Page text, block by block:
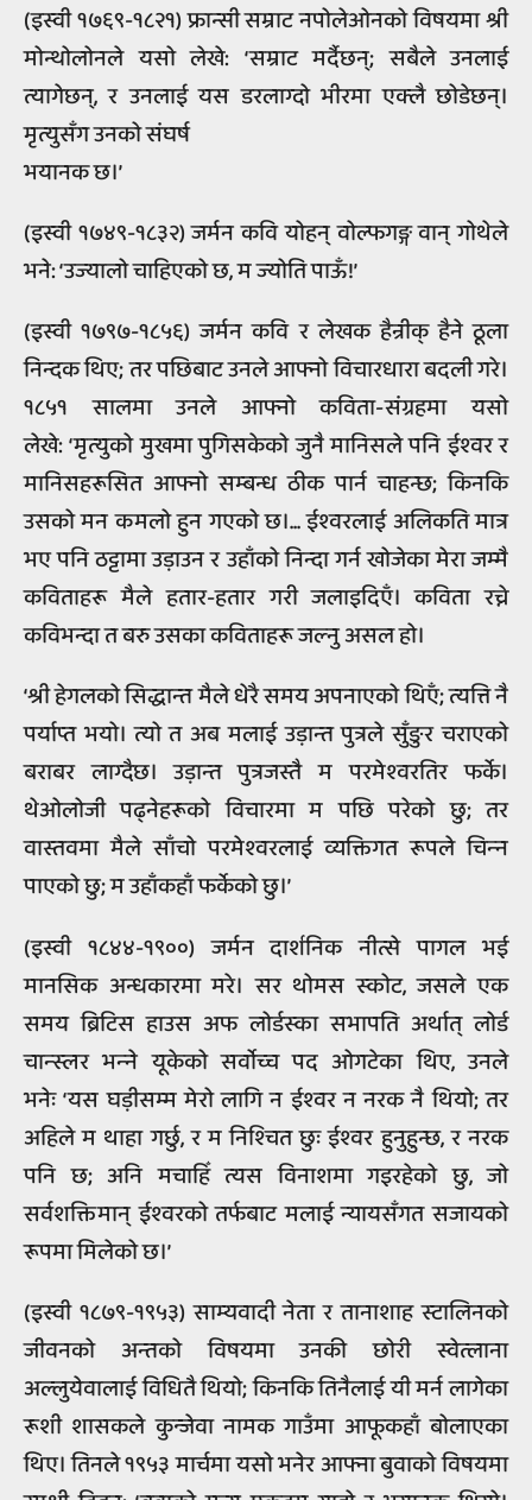
(इस्वी १७६९-१८२१) फ्रान्सी सम्राट नपोलेओनको विषयमा श्री
मोन्थोलोनले यसो लेखे: ‘सम्राट मर्दैछन्; सबैले उनलाई
त्यागेछन्, र उनलाई यस डरलाग्दो भीरमा एक्लै छोडेछन्।
मृत्युसँग उनको संघर्ष
भयानक छ।’
(इस्वी १७४९-१८३२) जर्मन कवि योहन् वोल्फगङ्ग वान् गोथेले
भने: ‘उज्यालो चाहिएको छ, म ज्योति पाऊँ!’
(इस्वी १७९७-१८५६) जर्मन कवि र लेखक हैन्रीक् हैने ठूला
निन्दक थिए; तर पछिबाट उनले आफ्नो विचारधारा बदली गरे।
१८५१ सालमा उनले आफ्नो कविता-संग्रहमा यसो
लेखे: ‘मृत्युको मुखमा पुगिसकेको जुनै मानिसले पनि ईश्‍वर र
मानिसहरूसित आफ्नो सम्बन्ध ठीक पार्न चाहन्छ; किनकि
उसको मन कमलो हुन गएको छ।... ईश्‍वरलाई अलिकति मात्र
भए पनि ठट्टामा उड़ाउन र उहाँको निन्दा गर्न खोजेका मेरा जम्मै
कविताहरू मैले हतार-हतार गरी जलाइदिएँ। कविता रच्ने
कविभन्दा त बरु उसका कविताहरू जल्नु असल हो।
‘श्री हेगलको सिद्धान्त मैले धेरै समय अपनाएको थिएँ; त्यत्ति नै
पर्याप्त भयो। त्यो त अब मलाई उड़ान्त पुत्रले सुँङुर चराएको
बराबर लाग्दैछ। उड़ान्त पुत्रजस्तै म परमेश्‍वरतिर फर्के।
थेओलोजी पढ्नेहरूको विचारमा म पछि परेको छु; तर
वास्तवमा मैले साँचो परमेश्‍वरलाई व्यक्तिगत रूपले चिन्‍न
पाएको छु; म उहाँकहाँ फर्केको छु।’
(इस्वी १८४४-१९००) जर्मन दार्शनिक नीत्से पागल भई
मानसिक अन्धकारमा मरे। सर थोमस स्कोट, जसले एक
समय ब्रिटिस हाउस अफ लोर्डस्का सभापति अर्थात् लोर्ड
चान्स्लर भन्‍ने यूकेको सर्वोच्च पद ओगटेका थिए, उनले
भनेः ‘यस घड़ीसम्म मेरो लागि न ईश्‍वर न नरक नै थियो; तर
अहिले म थाहा गर्छु, र म निश्‍चित छुः ईश्‍वर हुनुहुन्छ, र नरक
पनि छ; अनि मचाहिँ त्यस विनाशमा गइरहेको छु, जो
सर्वशक्तिमान् ईश्‍वरको तर्फबाट मलाई न्यायसँगत सजायको
रूपमा मिलेको छ।’
(इस्वी १८७९-१९५३) साम्यवादी नेता र तानाशाह स्टालिनको
जीवनको अन्तको विषयमा उनकी छोरी स्वेत्लाना
अल्लुयेवालाई विधितै थियो; किनकि तिनैलाई यी मर्न लागेका
रूशी शासकले कुन्जेवा नामक गाउँमा आफूकहाँ बोलाएका
थिए। तिनले १९५३ मार्चमा यसो भनेर आफ्ना बुवाको विषयमा